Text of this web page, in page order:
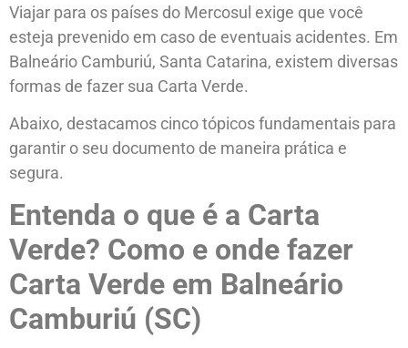
Viajar para os países do Mercosul exige que você
esteja prevenido em caso de eventuais acidentes. Em
Balneário Camburiú, Santa Catarina, existem diversas
formas de fazer sua Carta Verde.
Abaixo, destacamos cinco tópicos fundamentais para
garantir o seu documento de maneira prática e
segura.
Entenda o que é a Carta
Verde? Como e onde fazer
Carta Verde em Balneário
Camburiú (SC)